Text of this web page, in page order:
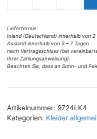
langes
Wickelkleid
Gr
34
40
Menge
Liefertermin:
Inland (Deutschland) innerhalb von 2
Ausland innerhalb von 5 – 7 Tagen
nach Vertragsschluss (bei
Ihrer Zahlungsanweisung).
Beachten Sie, dass an Sonn- und
i
v
e
:
Artikelnummer: 9724LK4
Kategorien: Kleider